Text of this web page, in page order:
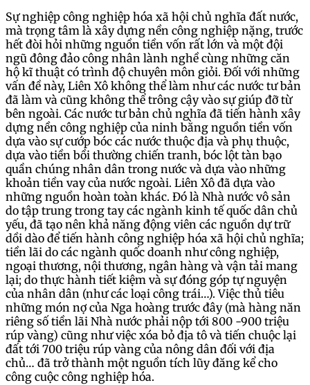
Sự nghiệp công nghiệp hóa xã hội chủ nghĩa đất nước,
mà trọng tâm là xây dựng nền công nghiệp nặng, trước
hết đòi hỏi những nguồn tiền vốn rất lớn và một đội
ngũ đông đảo công nhân lành nghề cùng những căn
hộ kĩ thuật có trình độ chuyên môn giỏi. Đối với những
vấn đề này, Liên Xô không thể làm như các nước tư bản
đã làm và cũng không thể trông cậy vào sự giúp đỡ từ
bên ngoài. Các nước tư bản chủ nghĩa đã tiến hành xây
dựng nền công nghiệp của ninh bằng nguồn tiền vốn
dựa vào sự cướp bóc các nước thuộc địa và phụ thuộc,
dựa vào tiền bồi thường chiến tranh, bóc lột tàn bạo
quần chúng nhân dân trong nước và dựa vào những
khoản tiền vay của nước ngoài. Liên Xô đã dựa vào
những nguồn hoàn toàn khác. Đó là Nhà nước vô sản
do tập trung trong tay các ngành kinh tế quốc dân chủ
yếu, đã tạo nên khả năng động viên các nguồn dự trữ
dồi dào để tiến hành công nghiệp hóa xã hội chủ nghĩa;
tiền lãi do các ngành quốc doanh như công nghiệp,
ngoại thương, nội thương, ngân hàng và vận tải mang
lại; do thực hành tiết kiệm và sự đóng góp tự nguyện
của nhân dân (như các loại công trái…). Việc thủ tiêu
những món nợ của Nga hoàng trước đây (mà hàng năn
riêng số tiền lãi Nhà nước phải nộp tới 800 -900 triệu
rúp vàng) cũng như việc xóa bỏ địa tô và tiến chuộc lại
đất tới 700 triệu rúp vàng của nông dân đối với địa
chủ… đã trở thành một nguồn tích lũy đăng kể cho
công cuộc công nghiệp hóa.